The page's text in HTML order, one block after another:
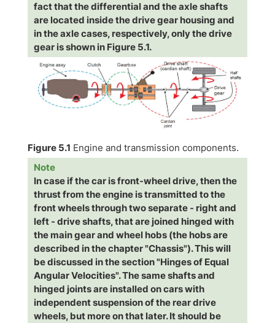
fact that the differential and the axle shafts
are located inside the drive gear housing and
in the axle cases, respectively, only the drive
gear is shown in Figure 5.1.
Figure 5.1 Engine and transmission components.
Note
In case if the car is front-wheel drive, then the
thrust from the engine is transmitted to the
front wheels through two separate - right and
left - drive shafts, that are joined hinged with
the main gear and wheel hobs (the hobs are
described in the chapter "Chassis"). This will
be discussed in the section "Hinges of Equal
Angular Velocities". The same shafts and
hinged joints are installed on cars with
independent suspension of the rear drive
wheels, but more on that later. It should be